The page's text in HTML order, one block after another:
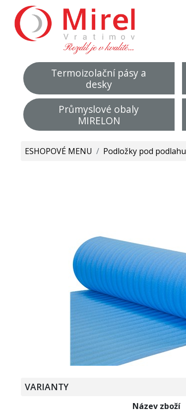
Termoizolační pásy a
desky
Průmyslové obaly
MIRELON
ESHOPOVÉ MENU / Podložky pod podlahu
VARIANTY
Název zboží